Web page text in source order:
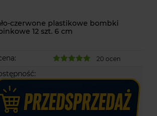
czerwone plastikowe bombki
12 szt. 6 cm
20 ocen